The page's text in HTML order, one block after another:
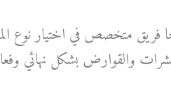
فريق متخصص في اختيار نوع
والقوارض بشكل نهائي